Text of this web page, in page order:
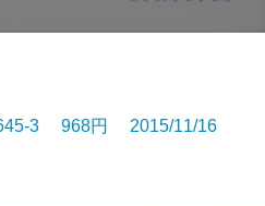
3 968円 2015/11/16